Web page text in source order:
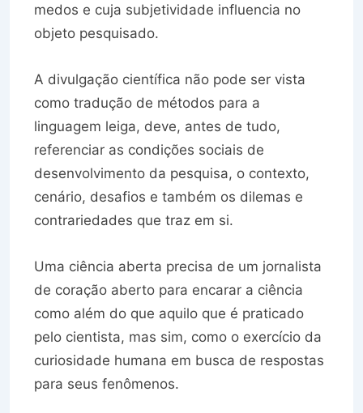
medos e cuja subjetividade influencia no
objeto pesquisado.
A divulgação científica não pode ser vista
como tradução de métodos para a
linguagem leiga, deve, antes de tudo,
referenciar as condições sociais de
desenvolvimento da pesquisa, o contexto,
cenário, desafios e também os dilemas e
contrariedades que traz em si.
Uma ciência aberta precisa de um jornalista
de coração aberto para encarar a ciência
como além do que aquilo que é praticado
pelo cientista, mas sim, como o exercício da
curiosidade humana em busca de respostas
para seus fenômenos.